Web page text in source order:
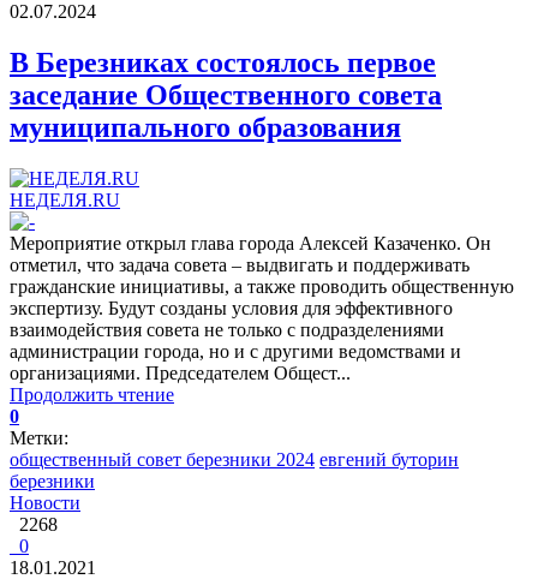
02.07.2024
В Березниках состоялось первое
заседание Общественного совета
муниципального образования
НЕДЕЛЯ.RU
Мероприятие открыл глава города Алексей Казаченко. Он
отметил, что задача совета – выдвигать и поддерживать
гражданские инициативы, а также проводить общественную
экспертизу. Будут созданы условия для эффективного
взаимодействия совета не только с подразделениями
администрации города, но и с другими ведомствами и
организациями. Председателем Общест...
Продолжить чтение
0
Метки:
общественный совет березники 2024 евгений буторин
березники
Новости
2268
0
18.01.2021